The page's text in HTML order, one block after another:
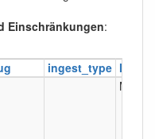
Einschränkungen:
ingest_type